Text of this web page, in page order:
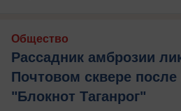
Общество
Рассадник амброзии
Почтовом сквере после
"Блокнот Таганрог"